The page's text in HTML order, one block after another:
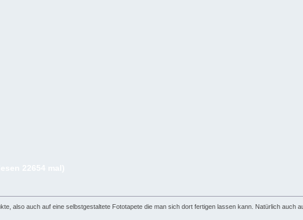
also auch auf eine selbstgestaltete Fototapete die man sich dort fertigen lassen kann. Natürlich auch